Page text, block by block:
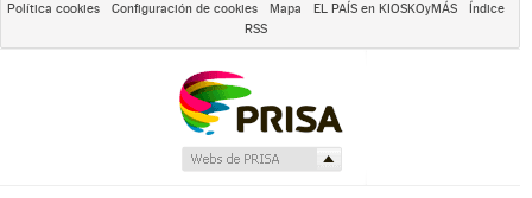
Política cookies
Configuración de cookies Mapa EL PAÍS en KIOSKOyMÁS
Índice
RSS